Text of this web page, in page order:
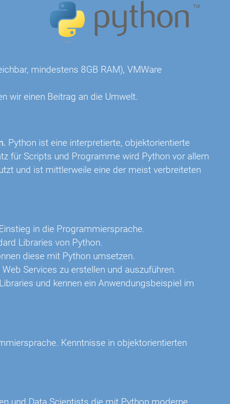
mindestens 8GB RAM), VMWare
wir einen Beitrag an die Umwelt.
Python ist eine interpretierte, objektorientierte
für Scripts und Programme wird Python vor allem
und ist mittlerweile eine der meist verbreiteten
in die Programmiersprache.
Libraries von Python.
diese mit Python umsetzen.
Services zu erstellen und auszuführen.
und kennen ein Anwendungsbeispiel im
Kenntnisse in objektorientierten